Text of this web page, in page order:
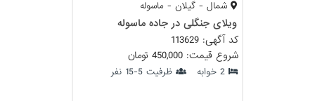
شمال - گیلان - ماسوله
ویلای جنگلی در جاده ماسوله
کد آگهی: 113629
شروع قیمت: 450,000 تومان
2 خوابه ظرفیت 5-15 نفر